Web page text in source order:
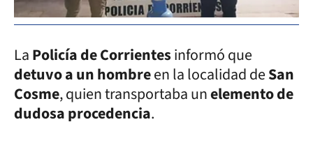
LaPolicía de Corrientesinformó que
detuvo a un hombreen la localidad deSan
Cosme, quien transportaba unelemento de
dudosa procedencia.